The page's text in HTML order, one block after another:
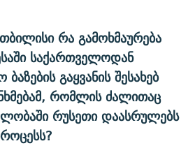
ᲥᲐᲠᲗᲕᲔᲚᲘ ᲛᲔᲑᲠᲫᲝᲚᲔᲑᲘ - 2022
რა გამოხმაურება
საქართველოდან
გაყვანის შესახებ
რომლის ძალითაც
რუსეთი დაასრულებს